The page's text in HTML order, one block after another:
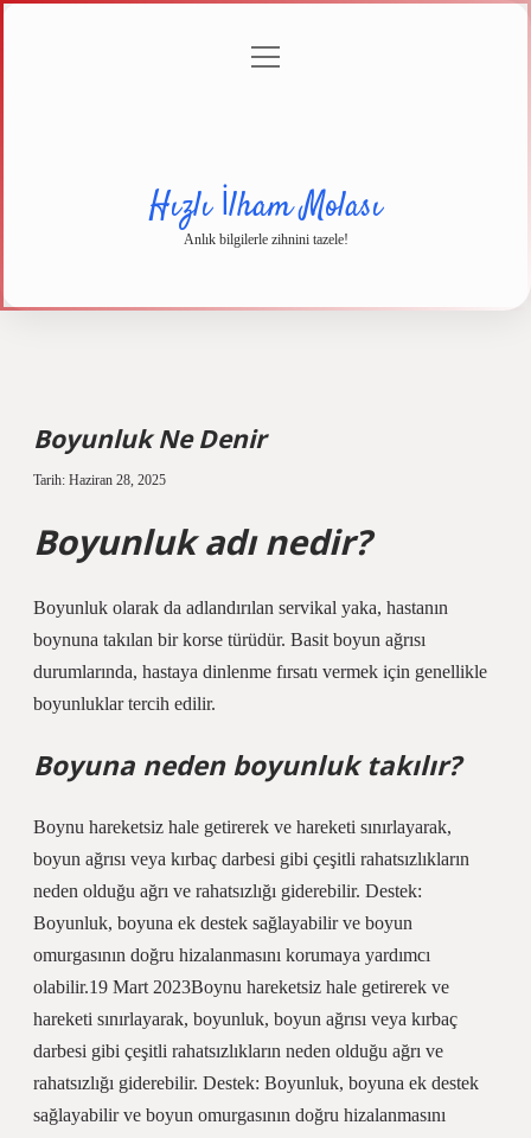
menüyü
Hızlı İlham Molası
Anlık bilgilerle zihnini tazele!
Boyunluk Ne Denir
Tarih: Haziran 28, 2025
Boyunluk adı nedir?
Boyunluk olarak da adlandırılan servikal yaka, hastanın
boynuna takılan bir korse türüdür. Basit boyun ağrısı
durumlarında, hastaya dinlenme fırsatı vermek için genellikle
boyunluklar tercih edilir.
Boyuna neden boyunluk takılır?
Boynu hareketsiz hale getirerek ve hareketi sınırlayarak,
boyun ağrısı veya kırbaç darbesi gibi çeşitli rahatsızlıkların
neden olduğu ağrı ve rahatsızlığı giderebilir. Destek:
Boyunluk, boyuna ek destek sağlayabilir ve boyun
omurgasının doğru hizalanmasını korumaya yardımcı
olabilir.19 Mart 2023Boynu hareketsiz hale getirerek ve
hareketi sınırlayarak, boyunluk, boyun ağrısı veya kırbaç
darbesi gibi çeşitli rahatsızlıkların neden olduğu ağrı ve
rahatsızlığı giderebilir. Destek: Boyunluk, boyuna ek destek
sağlayabilir ve boyun omurgasının doğru hizalanmasını